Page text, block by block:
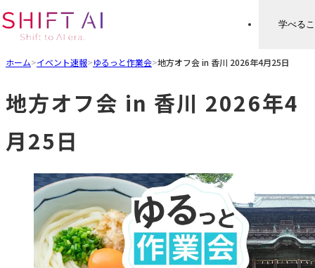
学べる
ホーム>イベント速報>ゆるっと作業会>地方オフ会 in 香川 2026年4月25日
地方オフ会 in 香川 2026年4
月25日